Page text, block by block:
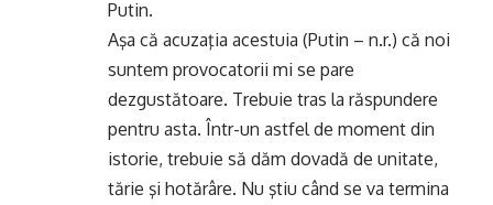
Putin.
Aşa că acuzaţia acestuia (Putin – n.r.) că noi
suntem provocatorii mi se pare
dezgustătoare. Trebuie tras la răspundere
pentru asta. Într-un astfel de moment din
istorie, trebuie să dăm dovadă de unitate,
tărie şi hotărâre. Nu ştiu când se va termina